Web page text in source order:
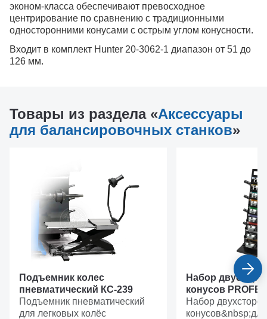
эконом-класса обеспечивают превосходное
центрирование по сравнению с традиционными
односторонними конусами с острым углом конусности.
Входит в комплект Hunter 20-3062-1 диапазон от 51 до
126 мм.
Товары из раздела «Аксессуары
для балансировочных станков»
Подъемник колес
пневматический КС-239
Подъемник пневматический
для легковых колёс
Набор
конусов
Набор
конусов&nbsp;для